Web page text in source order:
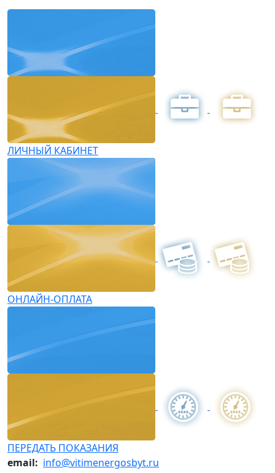
ЛИЧНЫЙ КАБИНЕТ
ОНЛАЙН-ОПЛАТА
ПЕРЕДАТЬ ПОКАЗАНИЯ
email: info@vitimenergosbyt.ru